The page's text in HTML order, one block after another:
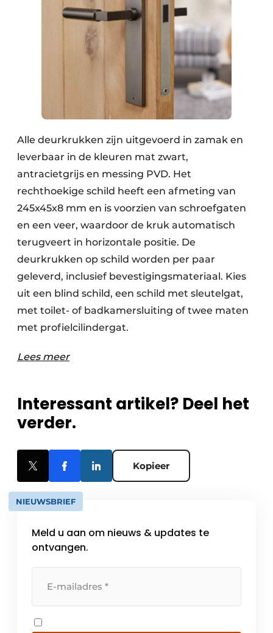
Alle deurkrukken zijn uitgevoerd in zamak en
leverbaar in de kleuren mat zwart,
antracietgrijs en messing PVD. Het
rechthoekige schild heeft een afmeting van
245x45x8 mm en is voorzien van schroefgaten
en een veer, waardoor de kruk automatisch
terugveert in horizontale positie. De
deurkrukken op schild worden per paar
geleverd, inclusief bevestigingsmateriaal. Kies
uit een blind schild, een schild met sleutelgat,
met toilet- of badkamersluiting of twee maten
met profielcilindergat.
Lees meer
Interessant artikel? Deel het
verder.
Kopieer
NIEUWSBRIEF
Meld u aan om nieuws & updates te
ontvangen.